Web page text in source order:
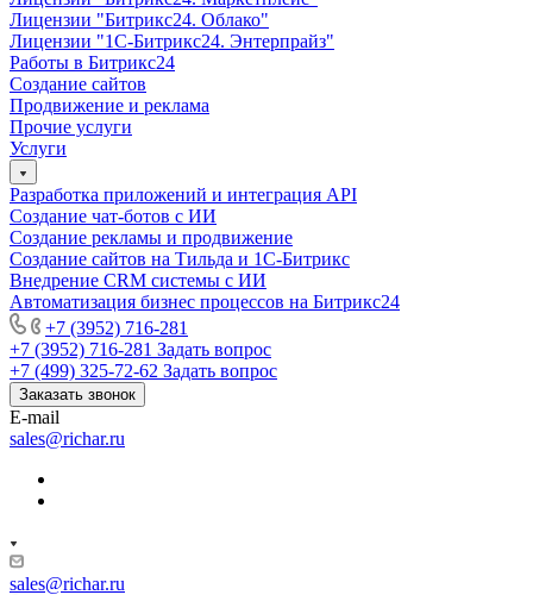
Лицензии "Битрикс24. Облако"
Лицензии "1С-Битрикс24. Энтерпрайз"
Работы в Битрикс24
Создание сайтов
Продвижение и реклама
Прочие услуги
Услуги
Разработка приложений и интеграция API
Создание чат-ботов с ИИ
Создание рекламы и продвижение
Создание сайтов на Тильда и 1С-Битрикс
Внедрение CRM системы с ИИ
Автоматизация бизнес процессов на Битрикс24
+7 (3952) 716-281
+7 (3952) 716-281 Задать вопрос
+7 (499) 325-72-62 Задать вопрос
Заказать звонок
E-mail
sales@richar.ru
sales@richar.ru